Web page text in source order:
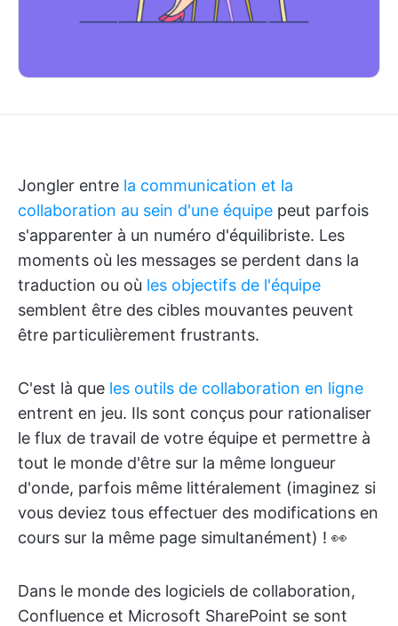
Jongler entre la communication et la
collaboration au sein d'une équipe peut parfois
s'apparenter à un numéro d'équilibriste. Les
moments où les messages se perdent dans la
traduction ou où les objectifs de l'équipe
semblent être des cibles mouvantes peuvent
être particulièrement frustrants.
C'est là que les outils de collaboration en ligne
entrent en jeu. Ils sont conçus pour rationaliser
le flux de travail de votre équipe et permettre à
tout le monde d'être sur la même longueur
d'onde, parfois même littéralement (imaginez si
vous deviez tous effectuer des modifications en
cours sur la même page simultanément) ! 👀
Dans le monde des logiciels de collaboration,
Confluence et Microsoft SharePoint se sont